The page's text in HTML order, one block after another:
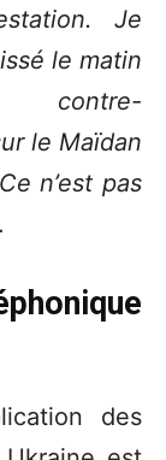
Je
le matin
contre-
le Maïdan
n’est pas
des